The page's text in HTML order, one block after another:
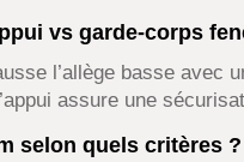
vs garde-corps
l’allège basse
assure une
selon quels critères ?